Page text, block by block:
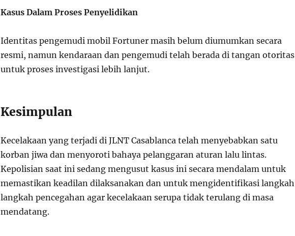
Kasus Dalam Proses Penyelidikan
Identitas pengemudi mobil Fortuner masih belum diumumkan secara
resmi, namun kendaraan dan pengemudi telah berada di tangan otoritas
untuk proses investigasi lebih lanjut.
Kesimpulan
Kecelakaan yang terjadi di JLNT Casablanca telah menyebabkan satu
korban jiwa dan menyoroti bahaya pelanggaran aturan lalu lintas.
Kepolisian saat ini sedang mengusut kasus ini secara mendalam untuk
memastikan keadilan dilaksanakan dan untuk mengidentifikasi
langkah pencegahan agar kecelakaan serupa tidak terulang di masa
mendatang.